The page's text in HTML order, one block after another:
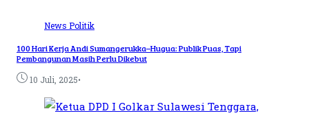
News Politik
100 Hari Kerja Andi Sumangerukka–Hugua: Publik Puas, Tapi
Pembangunan Masih Perlu Dikebut
10 Juli, 2025•